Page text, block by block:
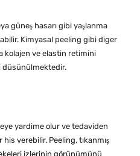
güneş hasarı gibi yaşlanma
Kimyasal peeling gibi diger
kolajen ve elastin retimini
düsünülmektedir.
yardime olur ve tedaviden
verebilir. Peeling, tıkanmış
izlerinin görünümünü